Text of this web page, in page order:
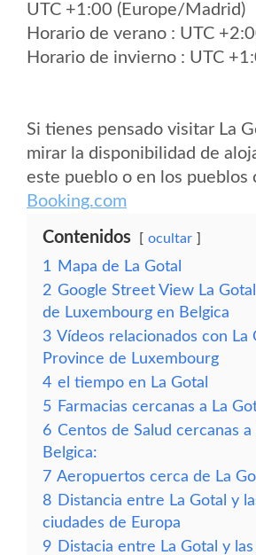
UTC +1:00 (Europe/Madrid)
Horario de verano : UTC
Horario de invierno : UTC
Si tienes pensado visitar La
mirar la disponibilidad de
este pueblo o en los pueblos
Booking.com
Contenidos ocultar
1
Mapa de La Gotal
2 Google Street View La
de Luxembourg en Belgica
3 Vídeos relacionados con La
Province de Luxembourg
4 el tiempo en La Gotal
5 Farmacias cercanas a La
6 Centos de Salud cercanas a
Belgica:
7 Aeropuertos cerca de La
8 Distancia entre La Gotal y
ciudades de Europa
9 Distacia entre La Gotal y